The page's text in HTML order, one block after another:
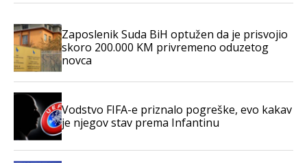
Zaposlenik Suda BiH optužen da je prisvojio
skoro 200.000 KM privremeno oduzetog
novca
Vodstvo FIFA-e priznalo pogreške, evo kakav
je njegov stav prema Infantinu